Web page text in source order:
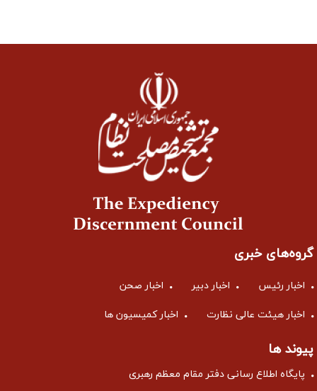
گروه‌های خبری
اخبار رئیس اخبار دبیر اخبار صحن
اخبار هیئت عالی نظارت اخبار کمیسیون ها
پیوند ها
پایگاه اطلاع رسانی دفتر مقام معظم رهبری